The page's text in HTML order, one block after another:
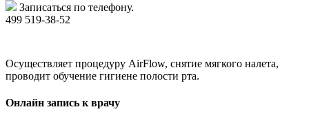
Записаться по телефону.
499 519-38-52
Осуществляет процедуру AirFlow, снятие мягкого налета,
проводит обучение гигиене полости рта.
Онлайн запись к врачу